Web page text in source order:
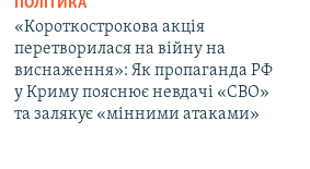
ПОЛІТИКА
«Короткострокова акція
перетворилася на війну на
виснаження»: Як пропаганда РФ
у Криму пояснює невдачі «СВО»
та залякує «мінними атаками»